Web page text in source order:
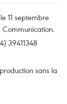
11 septembre
39411348
sans la